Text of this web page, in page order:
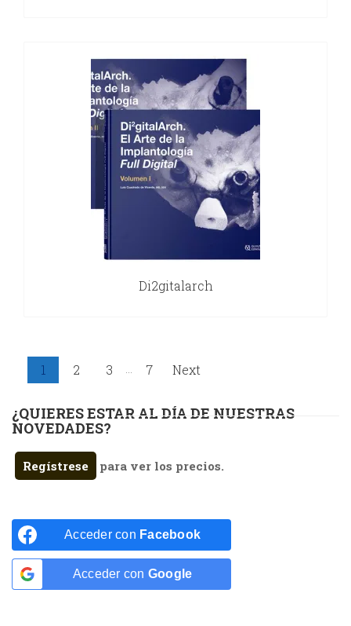
Di2gitalarch
1 2 3 ... 7 Next
¿QUIERES ESTAR AL DÍA DE NUESTRAS
NOVEDADES?
Regístrese para ver los precios.
Acceder con Facebook
Acceder con Google